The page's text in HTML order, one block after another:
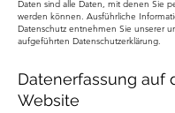
Daten sind alle Daten, mit denen Sie
werden können. Ausführliche
Datenschutz entnehmen Sie unserer
aufgeführten Datenschutzerklärung.
Datenerfassung auf
Website